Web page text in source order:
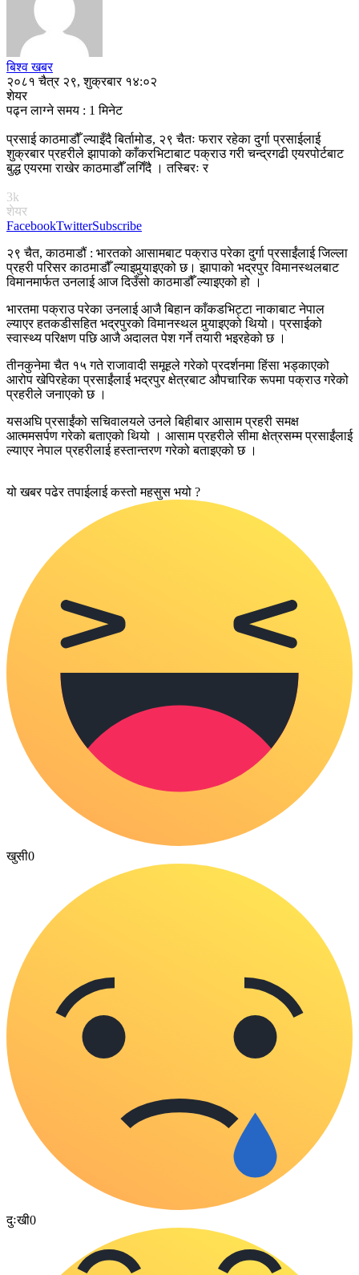
बिश्व खबर
२०८१ चैत्र २९, शुक्रबार १४:०२
शेयर
पढ्न लाग्ने समय : 1 मिनेट
प्रसाई काठमाडौँ ल्याइँदै बिर्तामोड, २९ चैतः फरार रहेका दुर्गा प्रसाईलाई
शुक्रबार प्रहरीले झापाको काँकरभिटाबाट पक्राउ गरी चन्द्रगढी एयरपोर्टबाट
बुद्ध एयरमा राखेर काठमाडौँ लगिँदै । तस्बिरः र
3k
शेयर
FacebookTwitterSubscribe
२९ चैत, काठमाडौं : भारतको आसामबाट पक्राउ परेका दुर्गा प्रसाईंलाई जिल्ला
प्रहरी परिसर काठमाडौँ ल्याइपुर्‍याइएको छ। झापाको भद्रपुर विमानस्थलबाट
विमानमार्फत उनलाई आज दिउँसो काठमाडौँ ल्याइएको हो ।
भारतमा पक्राउ परेका उनलाई आजै बिहान काँकडभिट्टा नाकाबाट नेपाल
ल्याएर हतकडीसहित भद्रपुरको विमानस्थल पुर्‍याइएको थियो। प्रसाईको
स्वास्थ्य परिक्षण पछि आजै अदालत पेश गर्ने तयारी भइरहेको छ ।
तीनकुनेमा चैत १५ गते राजावादी समूहले गरेको प्रदर्शनमा हिंसा भड्काएको
आरोप खेपिरहेका प्रसाईंलाई भद्रपुर क्षेत्रबाट औपचारिक रूपमा पक्राउ गरेको
प्रहरीले जनाएको छ ।
यसअघि प्रसाईंको सचिवालयले उनले बिहीबार आसाम प्रहरी समक्ष
आत्ममसर्पण गरेको बताएको थियो । आसाम प्रहरीले सीमा क्षेत्रसम्म प्रसाईंलाई
ल्याएर नेपाल प्रहरीलाई हस्तान्तरण गरेको बताइएको छ ।
यो खबर पढेर तपाईलाई कस्तो महसुस भयो ?
खुसी0
दुःखी0